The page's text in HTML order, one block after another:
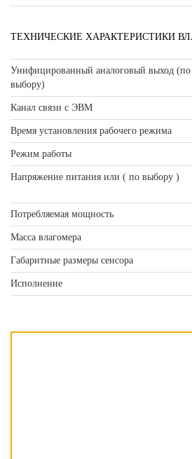
ТЕХНИЧЕСКИЕ ХАРАКТЕРИСТИКИ
Унифицированный аналоговый выход (по
выбору)
Канал связи с ЭВМ
Время установления рабочего режима
Режим работы
Напряжение питания или ( по выбору )
Потребляемая мощность
Масса влагомера
Габаритные размеры сенсора
Исполнение